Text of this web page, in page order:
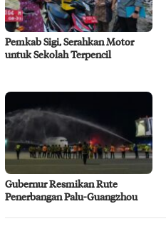
Pemkab Sigi, Serahkan Motor
untuk Sekolah Terpencil
Gubernur Resmikan Rute
Penerbangan Palu-Guangzhou